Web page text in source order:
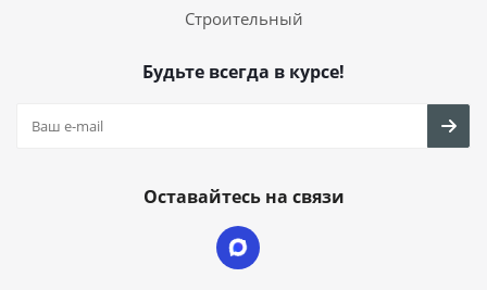
Строительный
Будьте всегда в курсе!
Оставайтесь на связи